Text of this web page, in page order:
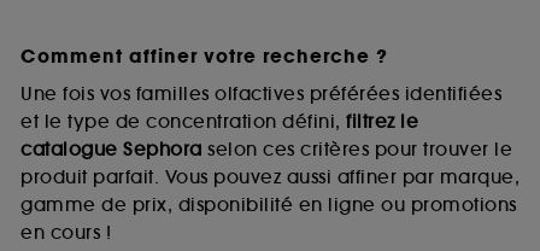
Comment affiner votre recherche ?
Une fois vos familles olfactives préférées identifiées
et le type de concentration défini, filtrez le
catalogue Sephora selon ces critères pour trouver le
produit parfait. Vous pouvez aussi affiner par marque,
gamme de prix, disponibilité en ligne ou promotions
en cours !